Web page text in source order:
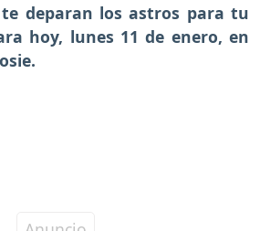
deparan los astros para tu
hoy, lunes 11 de enero, en